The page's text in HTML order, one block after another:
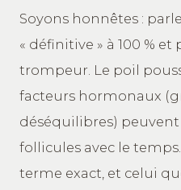
Soyons honnêtes :
« définitive » à 100 %
trompeur. Le poil
facteurs hormonaux
déséquilibres)
follicules avec le
terme exact, et celui